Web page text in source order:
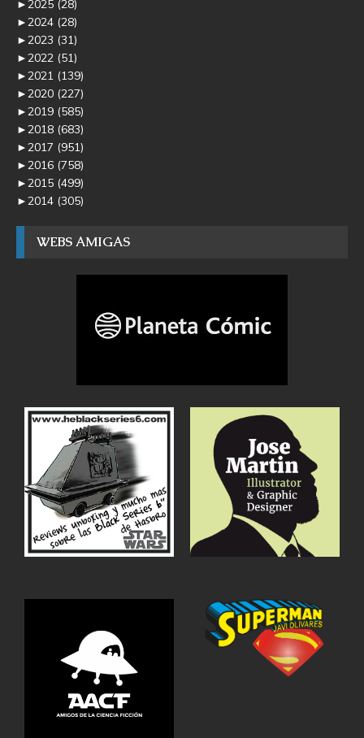
►2025 (28)
►2024 (28)
►2023 (31)
►2022 (51)
►2021 (139)
►2020 (227)
►2019 (585)
►2018 (683)
►2017 (951)
►2016 (758)
►2015 (499)
►2014 (305)
WEBS AMIGAS